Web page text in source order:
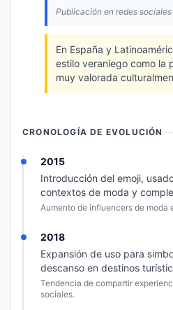
Publicación en redes sociales
En España y
estilo veraniego como la
muy valorada
CRONOLOGÍA DE EVOLUCIÓN
2015
Introducción del emoji,
contextos de moda y
Aumento de influencers de moda
2018
Expansión de uso para
descanso en destinos
Tendencia de compartir
sociales.